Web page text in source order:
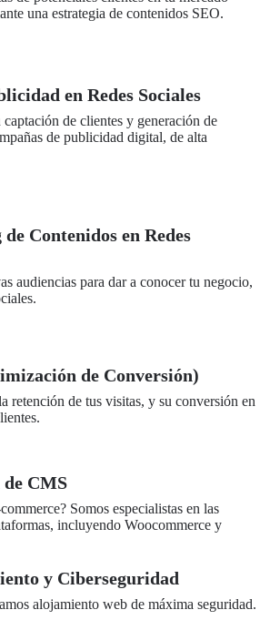
una estrategia de contenidos SEO.
en Redes Sociales
de clientes y generación de
de publicidad digital, de alta
Contenidos en Redes
audiencias para dar a conocer tu negocio,
de Conversión)
retención de tus visitas, y su conversión en
CMS
Somos especialistas en las
incluyendo Woocommerce y
y Ciberseguridad
alojamiento web de máxima seguridad.